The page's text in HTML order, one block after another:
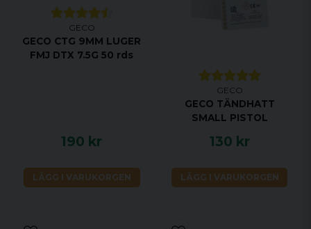
GECO
GECO CTG 9MM LUGER
FMJ DTX 7.5G 50 rds
190 kr
LÄGG I VARUKORGEN
GECO
GECO TÄNDHATT
SMALL PISTOL
130 kr
LÄGG I VARUKORGEN